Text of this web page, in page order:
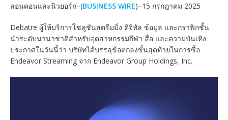
ลอนดอนและนิวยอร์ก–(BUSINESS WIRE)–15 กรกฎาคม 2025
Deltatre ผู้ให้บริการโซลูชันสตรีมมิ่ง ดิจิทัล ข้อมูล และกราฟิกชั้น
นำระดับนานาชาติสำหรับอุตสาหกรรมกีฬา สื่อ และความบันเทิง
ประกาศในวันนี้ว่า บริษัทได้บรรลุข้อตกลงขั้นสุดท้ายในการซื้อ
Endeavor Streaming จาก Endeavor Group Holdings, Inc.